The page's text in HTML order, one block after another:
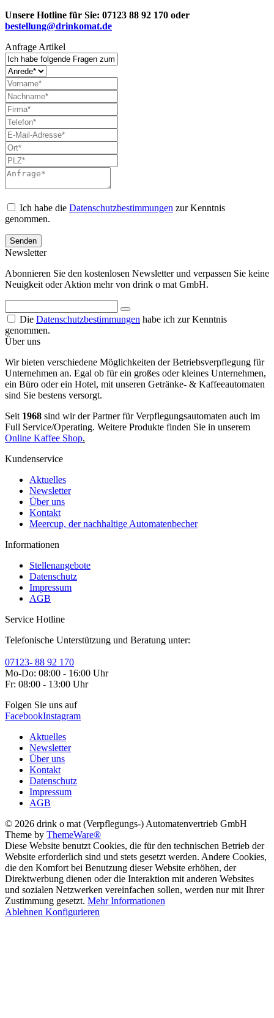
Unsere Hotline für Sie: 07123 88 92 170 oder
bestellung@drinkomat.de
Anfrage Artikel
Ich habe die Datenschutzbestimmungen zur Kenntnis
genommen.
Senden
Newsletter
Abonnieren Sie den kostenlosen Newsletter und verpassen Sie keine
Neuigkeit oder Aktion mehr von drink o mat GmbH.
Die Datenschutzbestimmungen habe ich zur Kenntnis
genommen.
Über uns
Wir bieten verschiedene Möglichkeiten der Betriebsverpflegung für
Unternehmen an. Egal ob für ein großes oder kleines Unternehmen,
ein Büro oder ein Hotel, mit unseren Getränke- & Kaffeeautomaten
sind Sie bestens versorgt.
Seit 1968 sind wir der Partner für Verpflegungsautomaten auch im
Full Service/Operating. Weitere Produkte finden Sie in unserem
Online Kaffee Shop.
Kundenservice
Aktuelles
Newsletter
Über uns
Kontakt
Meercup, der nachhaltige Automatenbecher
Informationen
Stellenangebote
Datenschutz
Impressum
AGB
Service Hotline
Telefonische Unterstützung und Beratung unter:
07123- 88 92 170
Mo-Do: 08:00 - 16:00 Uhr
Fr: 08:00 - 13:00 Uhr
Folgen Sie uns auf
FacebookInstagram
Aktuelles
Newsletter
Über uns
Kontakt
Datenschutz
Impressum
AGB
© 2026 drink o mat (Verpflegungs-) Automatenvertrieb GmbH
Theme by ThemeWare®
Diese Website benutzt Cookies, die für den technischen Betrieb der
Website erforderlich sind und stets gesetzt werden. Andere Cookies,
die den Komfort bei Benutzung dieser Website erhöhen, der
Direktwerbung dienen oder die Interaktion mit anderen Websites
und sozialen Netzwerken vereinfachen sollen, werden nur mit Ihrer
Zustimmung gesetzt. Mehr Informationen
Ablehnen Konfigurieren